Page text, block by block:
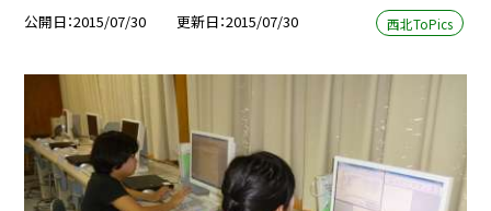
公開日 2015/07/30 更新日 2015/07/30 西北ToPics